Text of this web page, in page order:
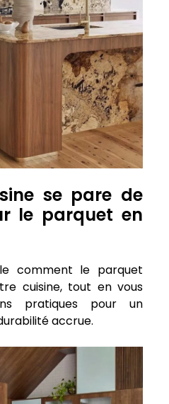
se pare de
le parquet en
comment le parquet
cuisine, tout en vous
pratiques pour un
accrue.